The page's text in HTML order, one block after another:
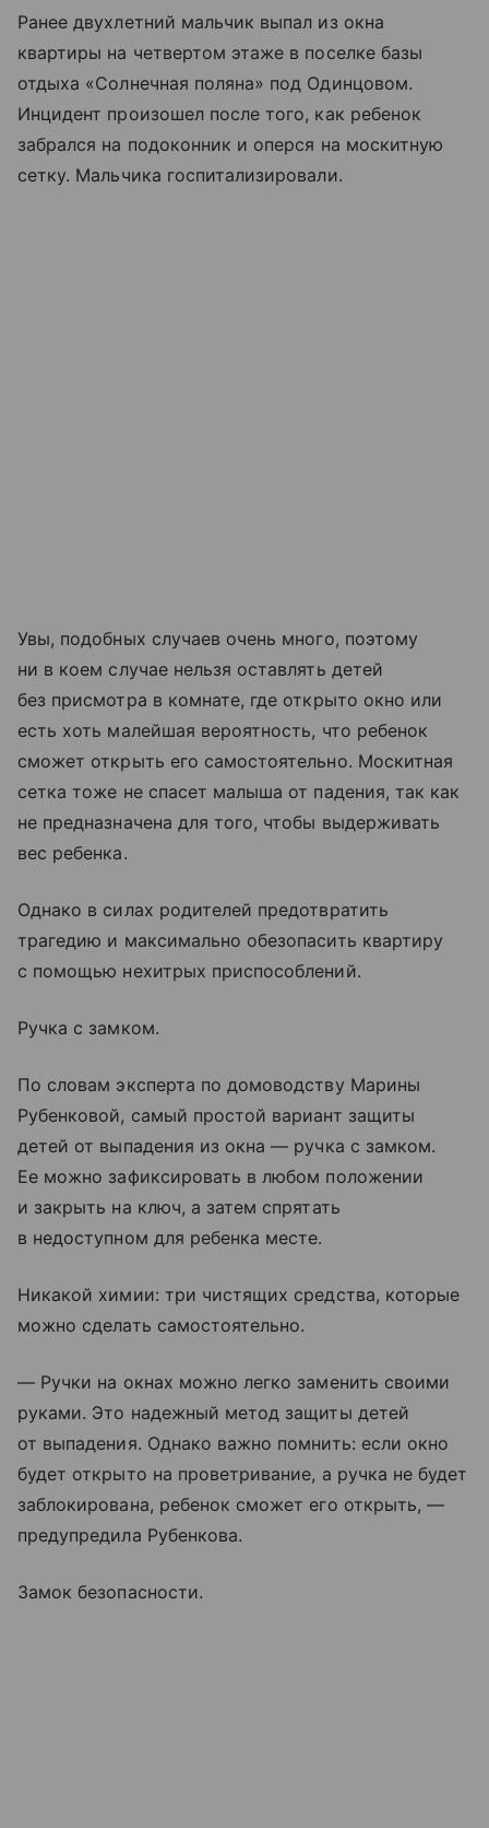
Ранее двухлетний мальчик выпал из окна
квартиры на четвертом этаже в поселке базы
отдыха «Солнечная поляна» под Одинцовом.
Инцидент произошел после того, как ребенок
забрался на подоконник и оперся на москитную
сетку. Мальчика госпитализировали.
Увы, подобных случаев очень много, поэтому
ни в коем случае нельзя оставлять детей
без присмотра в комнате, где открыто окно или
есть хоть малейшая вероятность, что ребенок
сможет открыть его самостоятельно. Москитная
сетка тоже не спасет малыша от падения, так как
не предназначена для того, чтобы выдерживать
вес ребенка.
Однако в силах родителей предотвратить
трагедию и максимально обезопасить квартиру
с помощью нехитрых приспособлений.
Ручка с замком.
По словам эксперта по домоводству Марины
Рубенковой, самый простой вариант защиты
детей от выпадения из окна — ручка с замком.
Ее можно зафиксировать в любом положении
и закрыть на ключ, а затем спрятать
в недоступном для ребенка месте.
Никакой химии: три чистящих средства, которые
можно сделать самостоятельно.
— Ручки на окнах можно легко заменить своими
руками. Это надежный метод защиты детей
от выпадения. Однако важно помнить: если окно
будет открыто на проветривание, а ручка не будет
заблокирована, ребенок сможет его открыть, —
предупредила Рубенкова.
Замок безопасности.